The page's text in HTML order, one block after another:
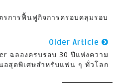
การฟื้นฟูกิจการครอบคลุมรอบ
Older Article
ฉลองครบรอบ 30 ปีแห่งความ
อสุดพิเศษสำหรับแฟน ๆ ทั่วโลก